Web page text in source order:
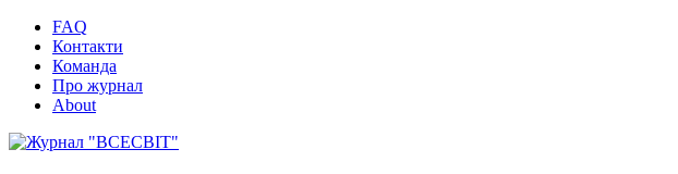
FAQ
Контакти
Команда
Про журнал
About